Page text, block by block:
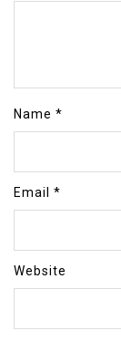
Name *
Email *
Website